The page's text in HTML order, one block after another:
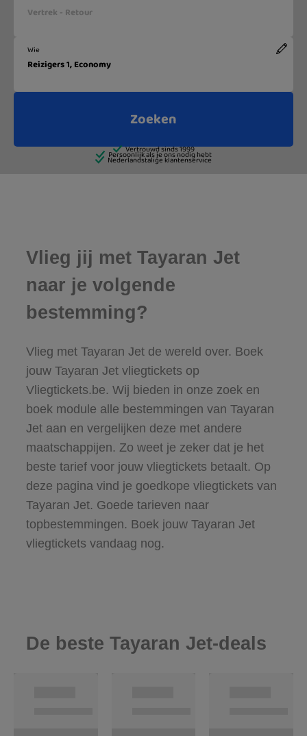
Vlieg jij met Tayaran Jet
naar je volgende
bestemming?
Vlieg met Tayaran Jet de wereld over. Boek
jouw Tayaran Jet vliegtickets op
Vliegtickets.be. Wij bieden in onze zoek en
boek module alle bestemmingen van Tayaran
Jet aan en vergelijken deze met andere
maatschappijen. Zo weet je zeker dat je het
beste tarief voor jouw vliegtickets betaalt. Op
deze pagina vind je goedkope vliegtickets van
Tayaran Jet. Goede tarieven naar
topbestemmingen. Boek jouw Tayaran Jet
vliegtickets vandaag nog.
De beste Tayaran Jet-deals